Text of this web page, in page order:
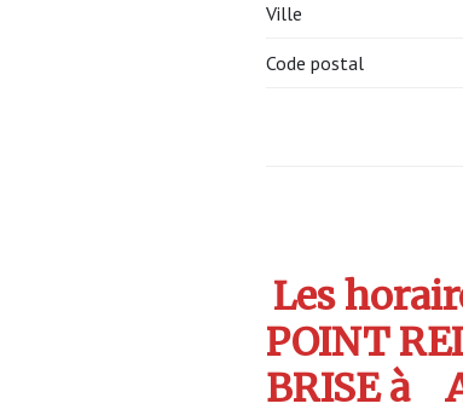
Ville
Code postal
Les
POINT
BRISE à